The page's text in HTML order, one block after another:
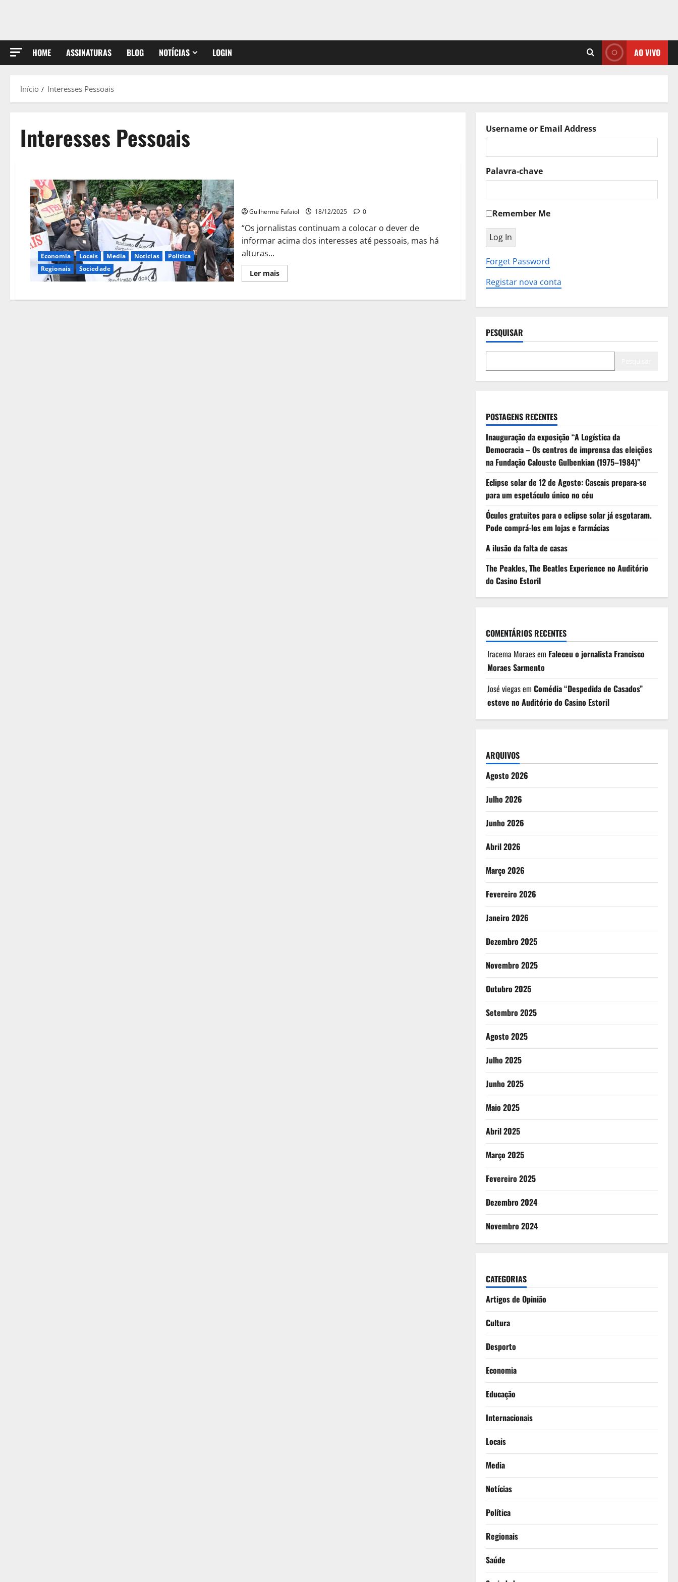
HOME ASSINATURAS BLOG NOTÍCIAS LOGIN AO VIVO
Início Interesses Pessoais
Interesses Pessoais
Economia Locais Media Notícias
Política
Regionais
Sociedade
Guilherme Fafaiol 18/12/2025 0
“Os jornalistas continuam a colocar o dever de
informar acima dos interesses até pessoais, mas há
alturas...
Ler maisLeia
mais
o
Username or Email Address
Palavra-chave
Remember Me
Forget Password
Registar nova conta
PESQUISAR
POSTAGENS RECENTES
Inauguração da exposição “A Logística da
Democracia – Os centros de imprensa das eleições
na Fundação Calouste Gulbenkian (1975–1984)”
Eclipse solar de 12 de Agosto: Cascais prepara-se
para um espetáculo único no céu
Óculos gratuitos para o eclipse solar já esgotaram.
Pode comprá-los em lojas e farmácias
A ilusão da falta de casas
The Peakles, The Beatles Experience no Auditório
do Casino Estoril
COMENTÁRIOS RECENTES
Iracema Moraesem Faleceu o jornalista Francisco
Moraes Sarmento
José viegasem Comédia “Despedida de Casados”
esteve no Auditório do Casino Estoril
ARQUIVOS
Agosto 2026
Julho 2026
Junho 2026
Abril 2026
Março 2026
Fevereiro 2026
Janeiro 2026
Dezembro 2025
Novembro 2025
Outubro 2025
Setembro 2025
Agosto 2025
Julho 2025
Junho 2025
Maio 2025
Abril 2025
Março 2025
Fevereiro 2025
Dezembro 2024
Novembro 2024
CATEGORIAS
Artigos de Opinião
Cultura
Desporto
Economia
Educação
Internacionais
Locais
Media
Notícias
Política
Regionais
Saúde